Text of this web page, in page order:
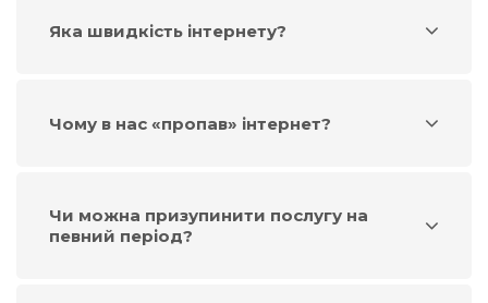
Яка швидкість інтернету?
Чому в нас «пропав» інтернет?
Чи можна призупинити послугу на
певний період?